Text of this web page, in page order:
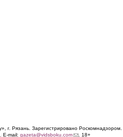
г. Рязань. Зарегистрировано
E-mail: gazeta@vidsboku.com(link sends e-mail)
. 18+